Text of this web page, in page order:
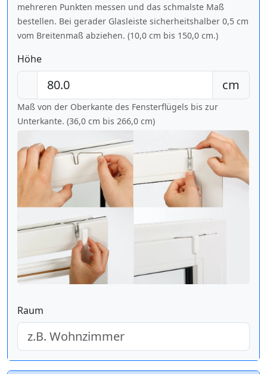
mehreren Punkten messen und das schmalste Maß
bestellen. Bei gerader Glasleiste sicherheitshalber 0,5 cm
vom Breitenmaß abziehen. (10,0 cm bis 150,0 cm.)
Höhe
cm
Maß von der Oberkante des Fensterflügels bis zur
Unterkante. (36,0 cm bis 266,0 cm)
Raum